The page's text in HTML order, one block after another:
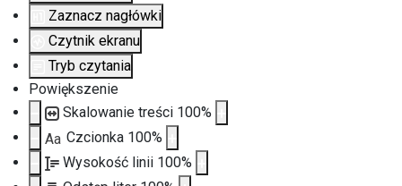
Zaznacz nagłówki
Czytnik ekranu
Tryb czytania
Powiększenie
Skalowanie treści 100%
Aa Czcionka 100%
Wysokość linii 100%